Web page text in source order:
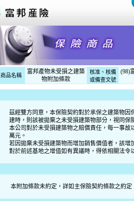
商品名稱
富邦產物未受損之建築
物附加條款
核准、核備
或備查文號
(98)
茲經雙方同意，本保險契約對於承保之建築物
建時，則該被拋棄之未受損建築物部分，視同保
本公司對於未受損建築物之賠償責任，每一事
萬元。
若因拋棄未受損建築物而增加銷售價值者，該
對於前述基地之增值如有異議時，得依相關法
本附加條款未約定，詳如主保險契約條款之約定